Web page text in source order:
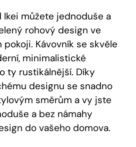
Ikei můžete jednoduše a
rohový design ve
Kávovník se skvěle
minimalistické
ty rustikálnější. Díky
designu se snadno
směrům a vy jste
a bez námahy
do vašeho domova.